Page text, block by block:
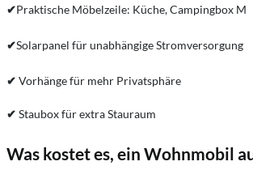
✔Praktische Möbelzeile: Küche, Campingbox M
✔Solarpanel für unabhängige Stromversorgung
✔ Vorhänge für mehr Privatsphäre
✔ Staubox für extra Stauraum
Was kostet es, ein Wohnmobil